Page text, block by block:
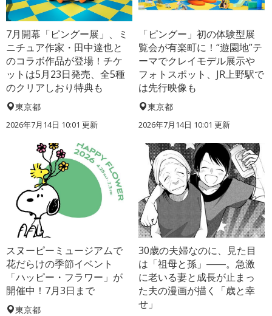
7月開幕「ピングー展」、ミ
ニチュア作家・田中達也と
のコラボ作品が登場！チケ
ットは5月23日発売、全5種
のクリアしおり特典も
東京都
2026年7月14日 10:01 更新
「ピングー」初の体験型展
覧会が有楽町に！“遊園地”テ
ーマでクレイモデル展示や
フォトスポット、JR上野駅で
は先行映像も
東京都
2026年7月14日 10:01 更新
スヌーピーミュージアムで
花だらけの季節イベント
「ハッピー・フラワー」が
開催中！7月3日まで
東京都
30歳の夫婦なのに、見た目
は「祖母と孫」――。急激
に老いる妻と成長が止まっ
た夫の漫画が描く「歳と幸
せ」